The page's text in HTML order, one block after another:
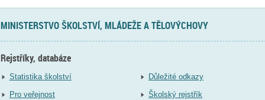
MINISTERSTVO ŠKOLSTVÍ, MLÁDEŽE A TĚLOVÝCHOVY
Rejstříky, databáze
Statistika školství
Pro veřejnost
Důležité odkazy
Školský rejstřík